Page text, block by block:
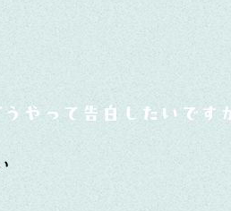
やって告白したいです